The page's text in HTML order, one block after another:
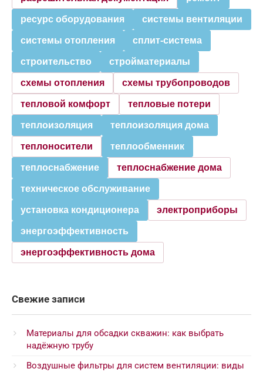
ресурс оборудования системы вентиляции
системы отопления сплит-система
строительство стройматериалы
схемы отопления схемы трубопроводов
тепловой комфорт тепловые потери
теплоизоляция теплоизоляция дома
теплоносители теплообменник
теплоснабжение теплоснабжение дома
техническое обслуживание
установка кондиционера электроприборы
энергоэффективность
энергоэффективность дома
Свежие записи
Материалы для обсадки скважин: как выбрать
надёжную трубу
Воздушные фильтры для систем вентиляции: виды